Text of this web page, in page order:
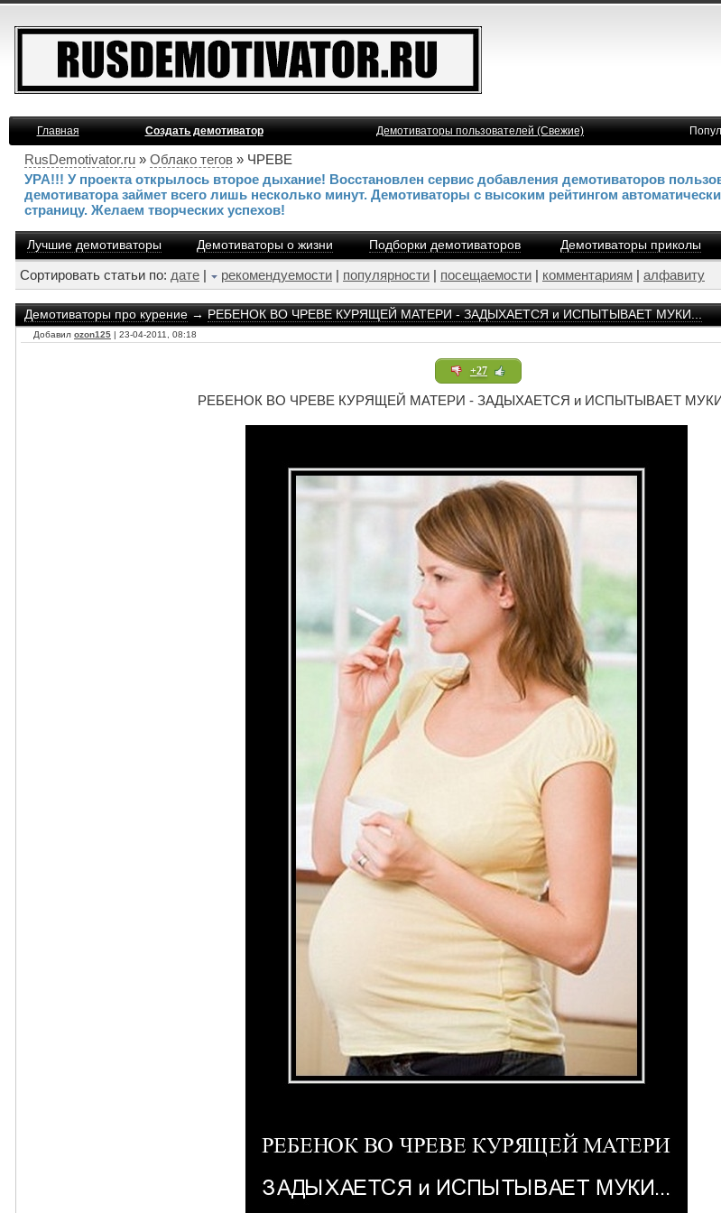
Главная
Создать демотиватор Демотиваторы пользователей (Свежие)
RusDemotivator.ru » Облако тегов » ЧРЕВЕ
УРА!!! У проекта открылось второе дыхание! Восстановлен сервис добавления демотиваторов
демотиватора займет всего лишь несколько минут. Демотиваторы с высоким рейтингом
страницу. Желаем творческих успехов!
Лучшие демотиваторы Демотиваторы о жизни Подборки демотиваторов Демотиваторы приколы
Сортировать статьи по: дате | рекомендуемости | популярности | посещаемости | комментариям | алфавиту
Демотиваторы про курение→РЕБЕНОК ВО ЧРЕВЕ КУРЯЩЕЙ МАТЕРИ - ЗАДЫХАЕТСЯ и ИСПЫТЫВАЕТ МУКИ...
Добавил ozon125 | 23-04-2011, 08:18
+27
РЕБЕНОК ВО ЧРЕВЕ КУРЯЩЕЙ МАТЕРИ - ЗАДЫХАЕТСЯ и ИСПЫТЫВАЕТ